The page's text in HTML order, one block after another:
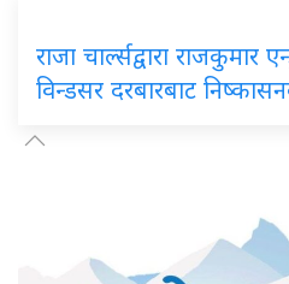
राजा चार्ल्सद्वारा राजकुमार
विन्डसर दरबारबाट